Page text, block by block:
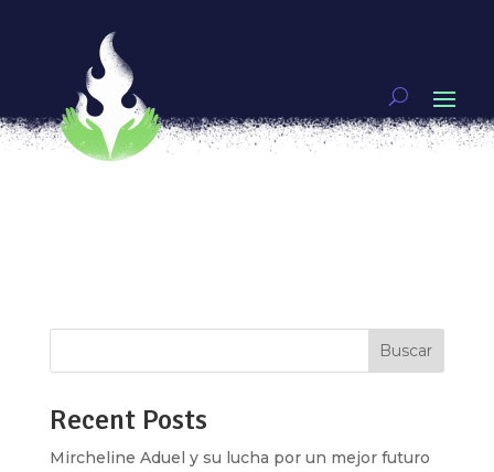
Durango
pordesarrolloifeminista
Puedes denunciar por Hostigamiento y acoso
sexual Artículo 182 La ley protege Delitos Contra
Buscar
Recent Posts
Mircheline Aduel y su lucha por un mejor futuro